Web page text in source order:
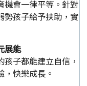
機會一律平等。針對
勢孩子給予扶助，實
展能
子都能建立自信，
快樂成長。